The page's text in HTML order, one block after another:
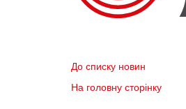
До списку новин
На головну сторінку